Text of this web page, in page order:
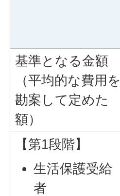
基準となる金額
（平均的な費用を
勘案して定めた
額）
【第1段階】
生活保護受給
者